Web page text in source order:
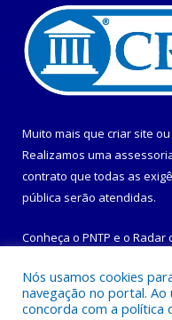
Muito mais que criar site ou
Realizamos uma
contrato que todas as
pública serão atendidas.
Conheça o PNTP e o Radar
Nós usamos cookies
navegação no portal.
concorda com a política